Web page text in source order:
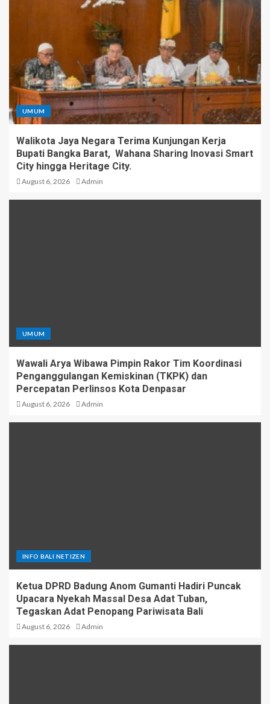
UMUM
Walikota Jaya Negara Terima Kunjungan Kerja
Bupati Bangka Barat, Wahana Sharing Inovasi Smart
City hingga Heritage City.
August 6, 2026 Admin
UMUM
Wawali Arya Wibawa Pimpin Rakor Tim Koordinasi
Penganggulangan Kemiskinan (TKPK) dan
Percepatan Perlinsos Kota Denpasar
August 6, 2026 Admin
INFO BALI NETIZEN
Ketua DPRD Badung Anom Gumanti Hadiri Puncak
Upacara Nyekah Massal Desa Adat Tuban,
Tegaskan Adat Penopang Pariwisata Bali
August 6, 2026 Admin